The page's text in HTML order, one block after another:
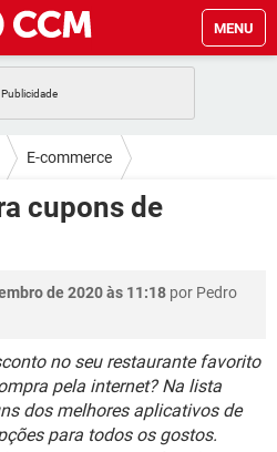
MENU
FACEBOOK
EXCEL
FACEBOOK
GMAIL
WHATSAPP
EXCEL
GMAIL
FACEBOOK
EXCEL
E-commerce
cupons de
de 2020 às 11:18 por Pedro
no seu restaurante favorito
pela internet? Na lista
dos melhores aplicativos de
para todos os gostos.